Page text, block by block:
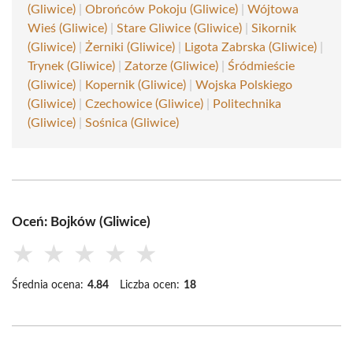
(Gliwice) Obrońców Pokoju (Gliwice)
Wójtowa
Wieś (Gliwice)
Stare Gliwice (Gliwice)
Sikornik
(Gliwice)
Żerniki (Gliwice) Ligota Zabrska (Gliwice)
Trynek (Gliwice)
Zatorze (Gliwice)
Śródmieście
(Gliwice)
Kopernik (Gliwice)
Wojska Polskiego
(Gliwice)
Czechowice (Gliwice)
Politechnika
(Gliwice)
Sośnica (Gliwice)
Oceń: Bojków (Gliwice)
★ ★ ★ ★ ★
Średnia ocena: 4.84 Liczba ocen: 18